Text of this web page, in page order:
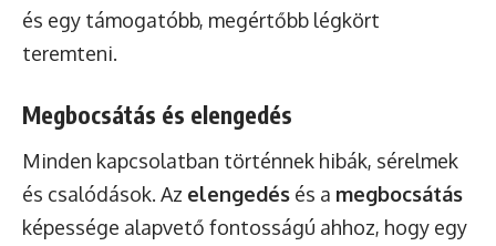
és egy támogatóbb, megértőbb légkört
teremteni.
Megbocsátás és elengedés
Minden kapcsolatban történnek hibák, sérelmek
és csalódások. Az elengedés és a megbocsátás
képessége alapvető fontosságú ahhoz, hogy egy